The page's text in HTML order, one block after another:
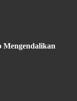
Mengendalikan